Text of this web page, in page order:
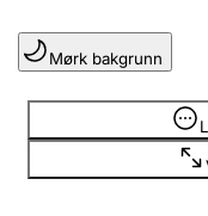
Lag og forening
Registrere, endre,
Mørk bakgrunn
Opplysninger er